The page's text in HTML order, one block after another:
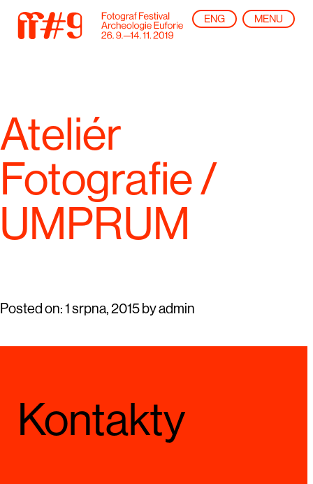
ENG MENU
Ateliér
Fotografie /
UMPRUM
Posted on: 1 srpna, 2015 byadmin
Kontakty